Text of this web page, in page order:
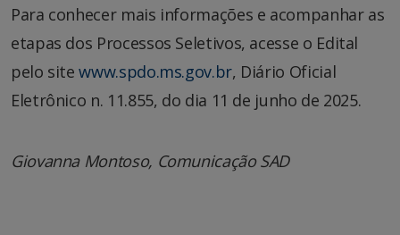
Para conhecer mais informações e acompanhar as
etapas dos Processos Seletivos, acesse o Edital
pelo sitewww.spdo.ms.gov.br, Diário Oficial
Eletrônico n. 11.855, do dia 11 de junho de 2025.
Giovanna Montoso, Comunicação SAD